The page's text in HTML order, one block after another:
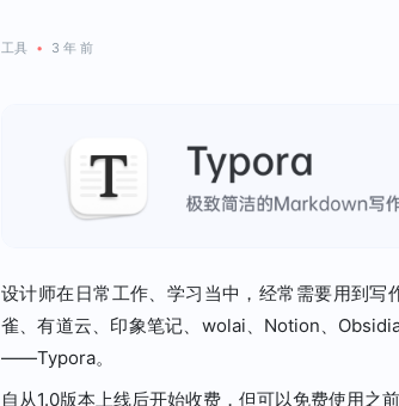
工具 • 3 年 前
设计师在日常工作、学习当中，经常需要用到
雀、有道云、印象笔记、wolai、Notion、
——Typora。
自从1.0版本上线后开始收费，但可以免费使用之